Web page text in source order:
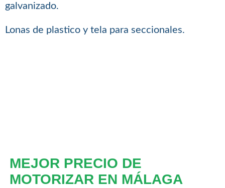
galvanizado.
Lonas de plastico y tela para seccionales.
MEJOR PRECIO DE
MOTORIZAR EN MÁLAGA